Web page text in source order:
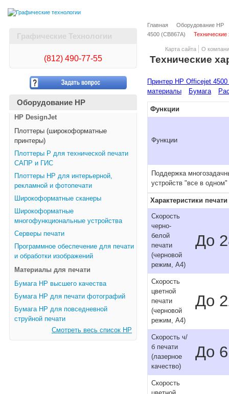
Карта сайта О
Графические Технологии
(812) 490-77-55
Оборудование HP
HP DesignJet
Плоттеры (широкоформатные
принтеры)
Плоттеры Р для технической печати
САПР и ГИС
Плоттеры НР для интерьерной,
рекламной и фотопечати
Широкоформатные сканеры
Широкоформатные
многофункциональные устройства
Серверы печати
Программное обеспечение для печати
и обработки изображений
Материалы для печати
Бумага HP высшего качества
Бумага HP для печати фотографий
Бумага HP для повседневной
струйной печати
Смотреть весь список HP
Главная
Оборудование HP
4500 (CB867A)
Технические
Технические
Принтер HP Officejet
материалы
Бумага
Функции
Функции
Поддержка
устройств "все в одном"
Характеристики печати
Скорость
черно-
белой
печати
(черновой
режим, A4)
До
Скорость
цветной
печати
(черновой
режим, A4)
До
Скорость ч/
б печати
(лазерное
качество)
До
Скорость